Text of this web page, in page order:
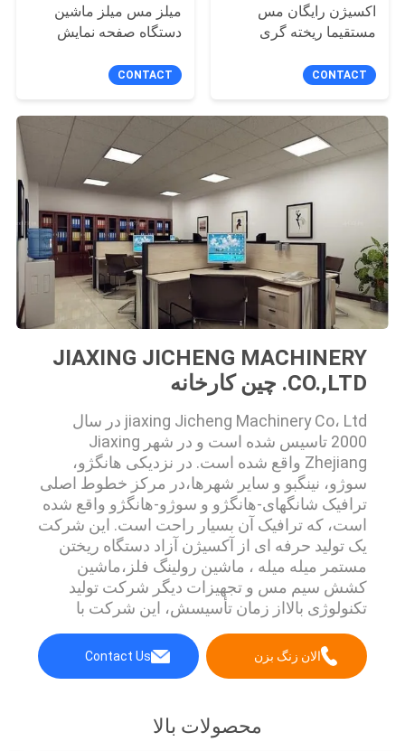
میلز مس میلز ماشین
دستگاه صفحه نمایش
CONTACT
اکسیژن رایگان مس
مستقیما ریخته گری
CONTACT
JIAXING JICHENG MACHINERY
CO.,LTD. چین کارخانه
jiaxing Jicheng Machinery Co، Ltd در سال
2000 تاسیس شده است و در شهر Jiaxing
Zhejiang واقع شده است. در نزدیکی هانگژو،
سوژو، نینگبو و سایر شهرها،در مرکز خطوط اصلی
ترافیک شانگهای-هانگژو و سوژو-هانگژو واقع شده
است، که ترافیک آن بسیار راحت است. این شرکت
یک تولید حرفه ای از آکسیژن آزاد دستگاه ریختن
مستمر میله میله ، ماشین رولینگ فلز،ماشین
کشش سیم مس و تجهیزات دیگر شرکت تولید
تکنولوژی بالااز زمان تأسيسش، اين شرکت با
جياكسينگ،شرکت های کوچک و متوسط فنی
ژجیانگ و شرکت های پیشرفته ملی.محصول ما نه
الان زنگ بزن Contact Us
محصولات بالا